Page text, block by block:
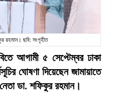
রহমান। ছবি: সংগৃহীত
আগামী ৫ সেপ্টেম্বর ঢাকা
ঘোষণা দিয়েছেন জামায়াতে
ডা. শফিকুর রহমান।